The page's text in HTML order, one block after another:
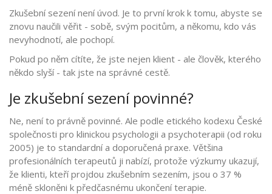
Zkušební sezení není úvod. Je to první krok k tomu, abyste se
znovu naučili věřit - sobě, svým pocitům, a někomu, kdo vás
nevyhodnotí, ale pochopí.
Pokud po něm cítíte, že jste nejen klient - ale člověk, kterého
někdo slyší - tak jste na správné cestě.
Je zkušební sezení povinné?
Ne, není to právně povinné. Ale podle etického kodexu České
společnosti pro klinickou psychologii a psychoterapii (od roku
2005) je to standardní a doporučená praxe. Většina
profesionálních terapeutů ji nabízí, protože výzkumy ukazují,
že klienti, kteří projdou zkušebním sezením, jsou o 37 %
méně skloněni k předčasnému ukončení terapie.